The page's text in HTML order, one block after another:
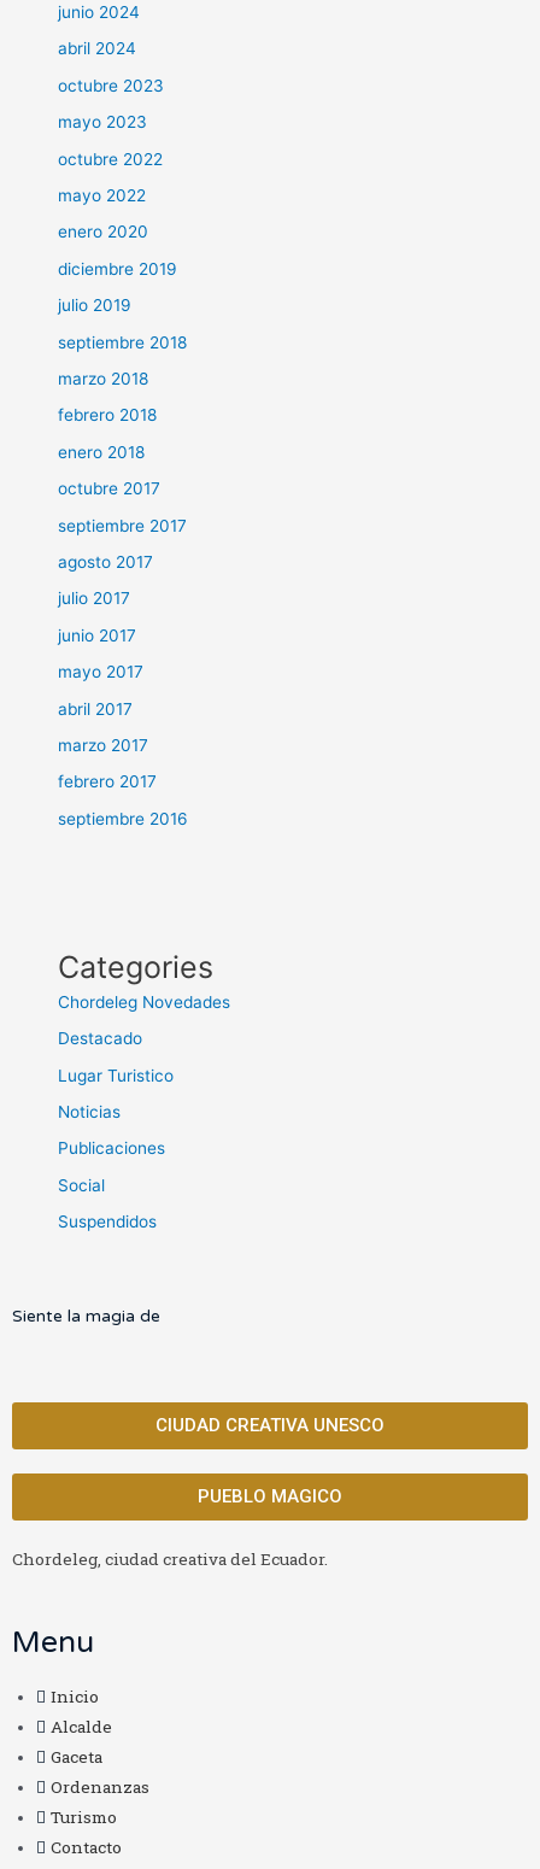
junio 2024
abril 2024
octubre 2023
mayo 2023
octubre 2022
mayo 2022
enero 2020
diciembre 2019
julio 2019
septiembre 2018
marzo 2018
febrero 2018
enero 2018
octubre 2017
septiembre 2017
agosto 2017
julio 2017
junio 2017
mayo 2017
abril 2017
marzo 2017
febrero 2017
septiembre 2016
Categories
Chordeleg Novedades
Destacado
Lugar Turistico
Noticias
Publicaciones
Social
Suspendidos
Siente la magia de
CIUDAD CREATIVA UNESCO
PUEBLO MAGICO
Chordeleg, ciudad creativa del Ecuador.
Menu
Inicio
Alcalde
Gaceta
Ordenanzas
Turismo
Contacto